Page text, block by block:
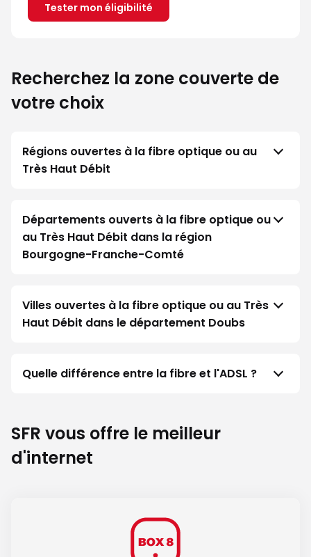
Tester mon éligibilité
Recherchez la zone couverte de
votre choix
Régions ouvertes à la fibre optique ou au
Très Haut Débit
Départements ouverts à la fibre optique ou
au Très Haut Débit dans la région
Bourgogne-Franche-Comté
Villes ouvertes à la fibre optique ou au Très
Haut Débit dans le département Doubs
Quelle différence entre la fibre et l'ADSL ?
SFR vous offre le meilleur
d'internet